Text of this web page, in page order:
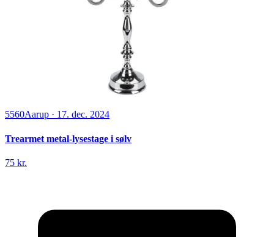
5560Aarup · 17. dec. 2024
Trearmet metal-lysestage i sølv
75 kr.